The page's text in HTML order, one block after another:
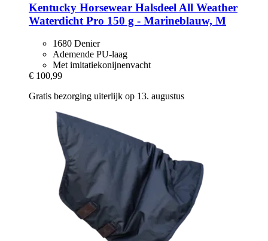
Kentucky Horsewear Halsdeel All Weather
Waterdicht Pro 150 g -​ Marineblauw, M
1680 Denier
Ademende PU-laag
Met imitatiekonijnenvacht
€ 100,99
Gratis bezorging uiterlijk op 13. augustus